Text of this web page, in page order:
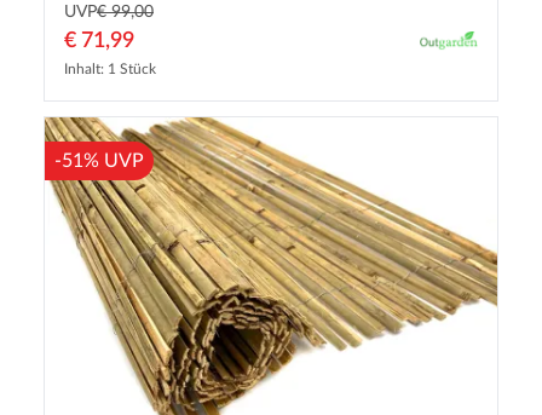
UVP€ 99,00
€ 71,99
Inhalt: 1 Stück
-51% UVP